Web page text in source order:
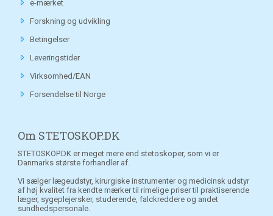
e-mærket
Forskning og udvikling
Betingelser
Leveringstider
Virksomhed/EAN
Forsendelse til Norge
Om STETOSKOP.DK
STETOSKOP.DK er meget mere end stetoskoper, som vi er
Danmarks største forhandler af.
Vi sælger lægeudstyr, kirurgiske instrumenter og medicinsk udstyr
af høj kvalitet fra kendte mærker til rimelige priser til praktiserende
læger, sygeplejersker, studerende, falckreddere og andet
sundhedspersonale.